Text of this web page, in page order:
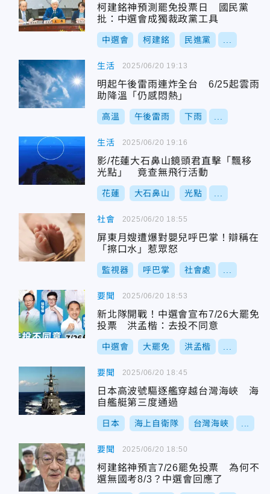
柯建銘神預測罷免投票日 國民黨
批：中選會成獨裁政黨工具
中選會 柯建銘 民進黨
生活
明起午後雷雨連炸全台 6/25起雲雨
助降溫「仍感悶熱」
高溫 午後雷雨 下雨
2025/06/20 19:13
生活
影/花蓮大石鼻山鏡頭君直擊「飄移
光點」 竟查無飛行活動
花蓮 大石鼻山 光點
2025/06/20 19:16
社會
屏東月嫂遭爆對嬰兒呼巴掌！辯稱在
「擦口水」惹眾怒
監視器 呼巴掌 社會處
2025/06/20 18:55
要聞
新北隊開戰！中選會宣布7/26大罷免
投票 洪孟楷：去投不同意
中選會 大罷免 洪孟楷
2025/06/20 18:53
要聞
日本高波號驅逐艦穿越台灣海峽 海
自艦艇第三度通過
日本 海上自衛隊 台灣海峽
2025/06/20 18:45
要聞
柯建銘神預言7/26罷免投票 為何不
選無國考8/3？中選會回應了
2025/06/20 18:50